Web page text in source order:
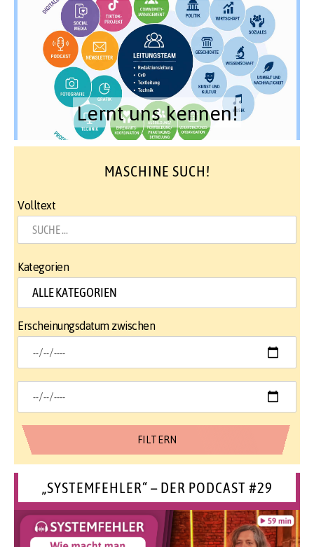
Lernt uns kennen!
MASCHINE SUCH!
Volltext
Kategorien
Erscheinungsdatum zwischen
„SYSTEMFEHLER“ – DER PODCAST #29